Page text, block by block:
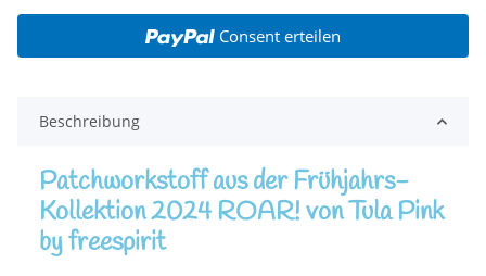
Consent erteilen
Beschreibung
Patchworkstoff aus der Frühjahrs-
Kollektion 2024 ROAR! von Tula Pink
by freespirit